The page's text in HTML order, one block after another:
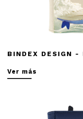
BINDEX DESIGN
Ver más